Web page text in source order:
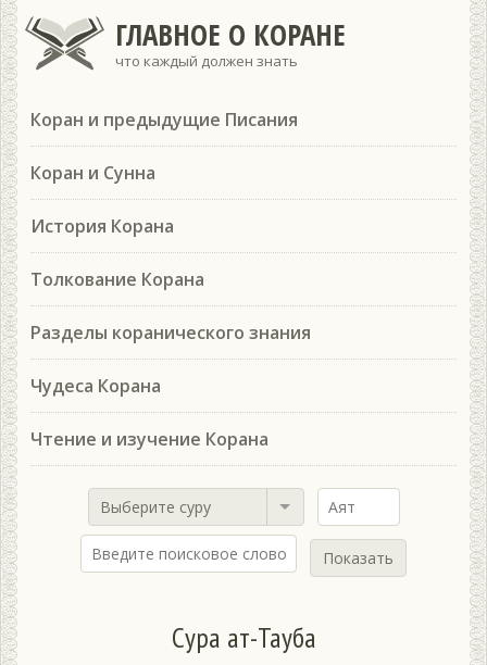
ГЛАВНОЕ О КОРАНЕ
что каждый должен знать
Коран и предыдущие Писания
Коран и Сунна
История Корана
Толкование Корана
Разделы коранического знания
Чудеса Корана
Чтение и изучение Корана
Выберите суру
Показать
Сура ат-Тауба